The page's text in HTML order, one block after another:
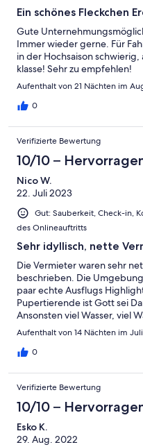
Ein schönes Fleckchen
Gute
Immer wieder gerne. Für
in der Hochsaison
klasse! Sehr zu empfehlen!
Aufenthalt von 21 Nächten im
0
Verifizierte Bewertung
10/10 –
Nico W.
22. Juli 2023
Gut: Sauberkeit, Check-in,
des Onlineauftritts
Sehr idyllisch, nette
Die Vermieter waren sehr
beschrieben. Die
paar echte Ausflugs
Pupertierende ist Gott sei
Ansonsten viel Wasser, viel
etwas Kenntnis der richtigen
Aufenthalt von 14 Nächten im
0
Verifizierte Bewertung
10/10 –
Esko K.
29. Aug. 2022